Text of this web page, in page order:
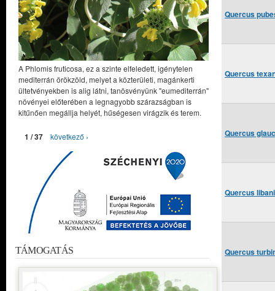
Quercus
Quercus
Quercus
Quercus
Quercus
A Phlomis fruticosa, ez a szinte elfeledett, igénytelen
mediterrán örökzöld, melyet a közterületi, magánkerti
ültetvényekben is alig látni, tanösvényünk "eumediterrán"
növényei előterében a legnagyobb szárazságban is
kitűnően megállja helyét, hűségesen virágzik és terem.
1 / 37 következő ›
TÁMOGATÁS